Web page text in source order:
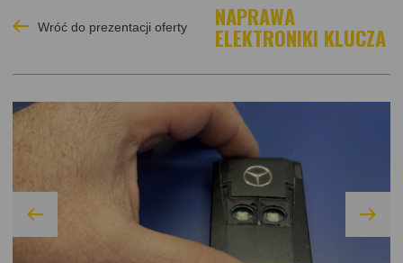
Wróć do prezentacji oferty NAPRAWA
ELEKTRONIKI KLUCZA